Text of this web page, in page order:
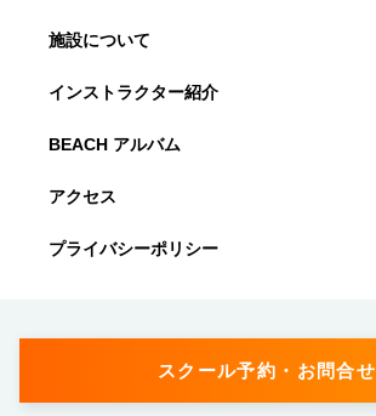
施設について
インストラクター紹介
BEACH アルバム
アクセス
プライバシーポリシー
スクール予約・お問合せ